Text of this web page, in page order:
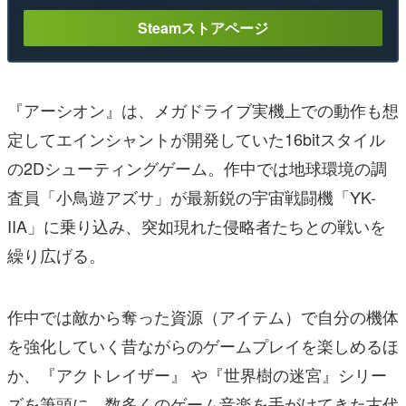
Steamストアページ
『アーシオン』は、メガドライブ実機上での動作も想
定してエインシャントが開発していた16bitスタイル
の2Dシューティングゲーム。作中では地球環境の調
査員「小鳥遊アズサ」が最新鋭の宇宙戦闘機「YK-
IIA」に乗り込み、突如現れた侵略者たちとの戦いを
繰り広げる。
作中では敵から奪った資源（アイテム）で自分の機体
を強化していく昔ながらのゲームプレイを楽しめるほ
か、『アクトレイザー』 や『世界樹の迷宮』シリー